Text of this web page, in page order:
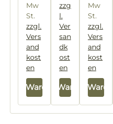
Mw
St.
zzgl.
Vers
and
kost
en
den Warenkorb
zzg
l.
Ver
san
dk
ost
en
In den Warenkorb
Mw
St.
zzgl.
Vers
and
kost
en
In den In